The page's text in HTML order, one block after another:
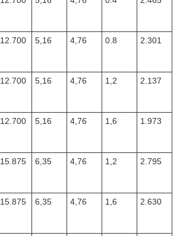
12.700 5,16 4,76 0.8 2.301
12.700 5,16 4,76 1,2 2.137
12.700 5,16 4,76 1,6 1.973
15.875 6,35 4,76 1,2 2.795
15.875 6,35 4,76 1,6 2.630